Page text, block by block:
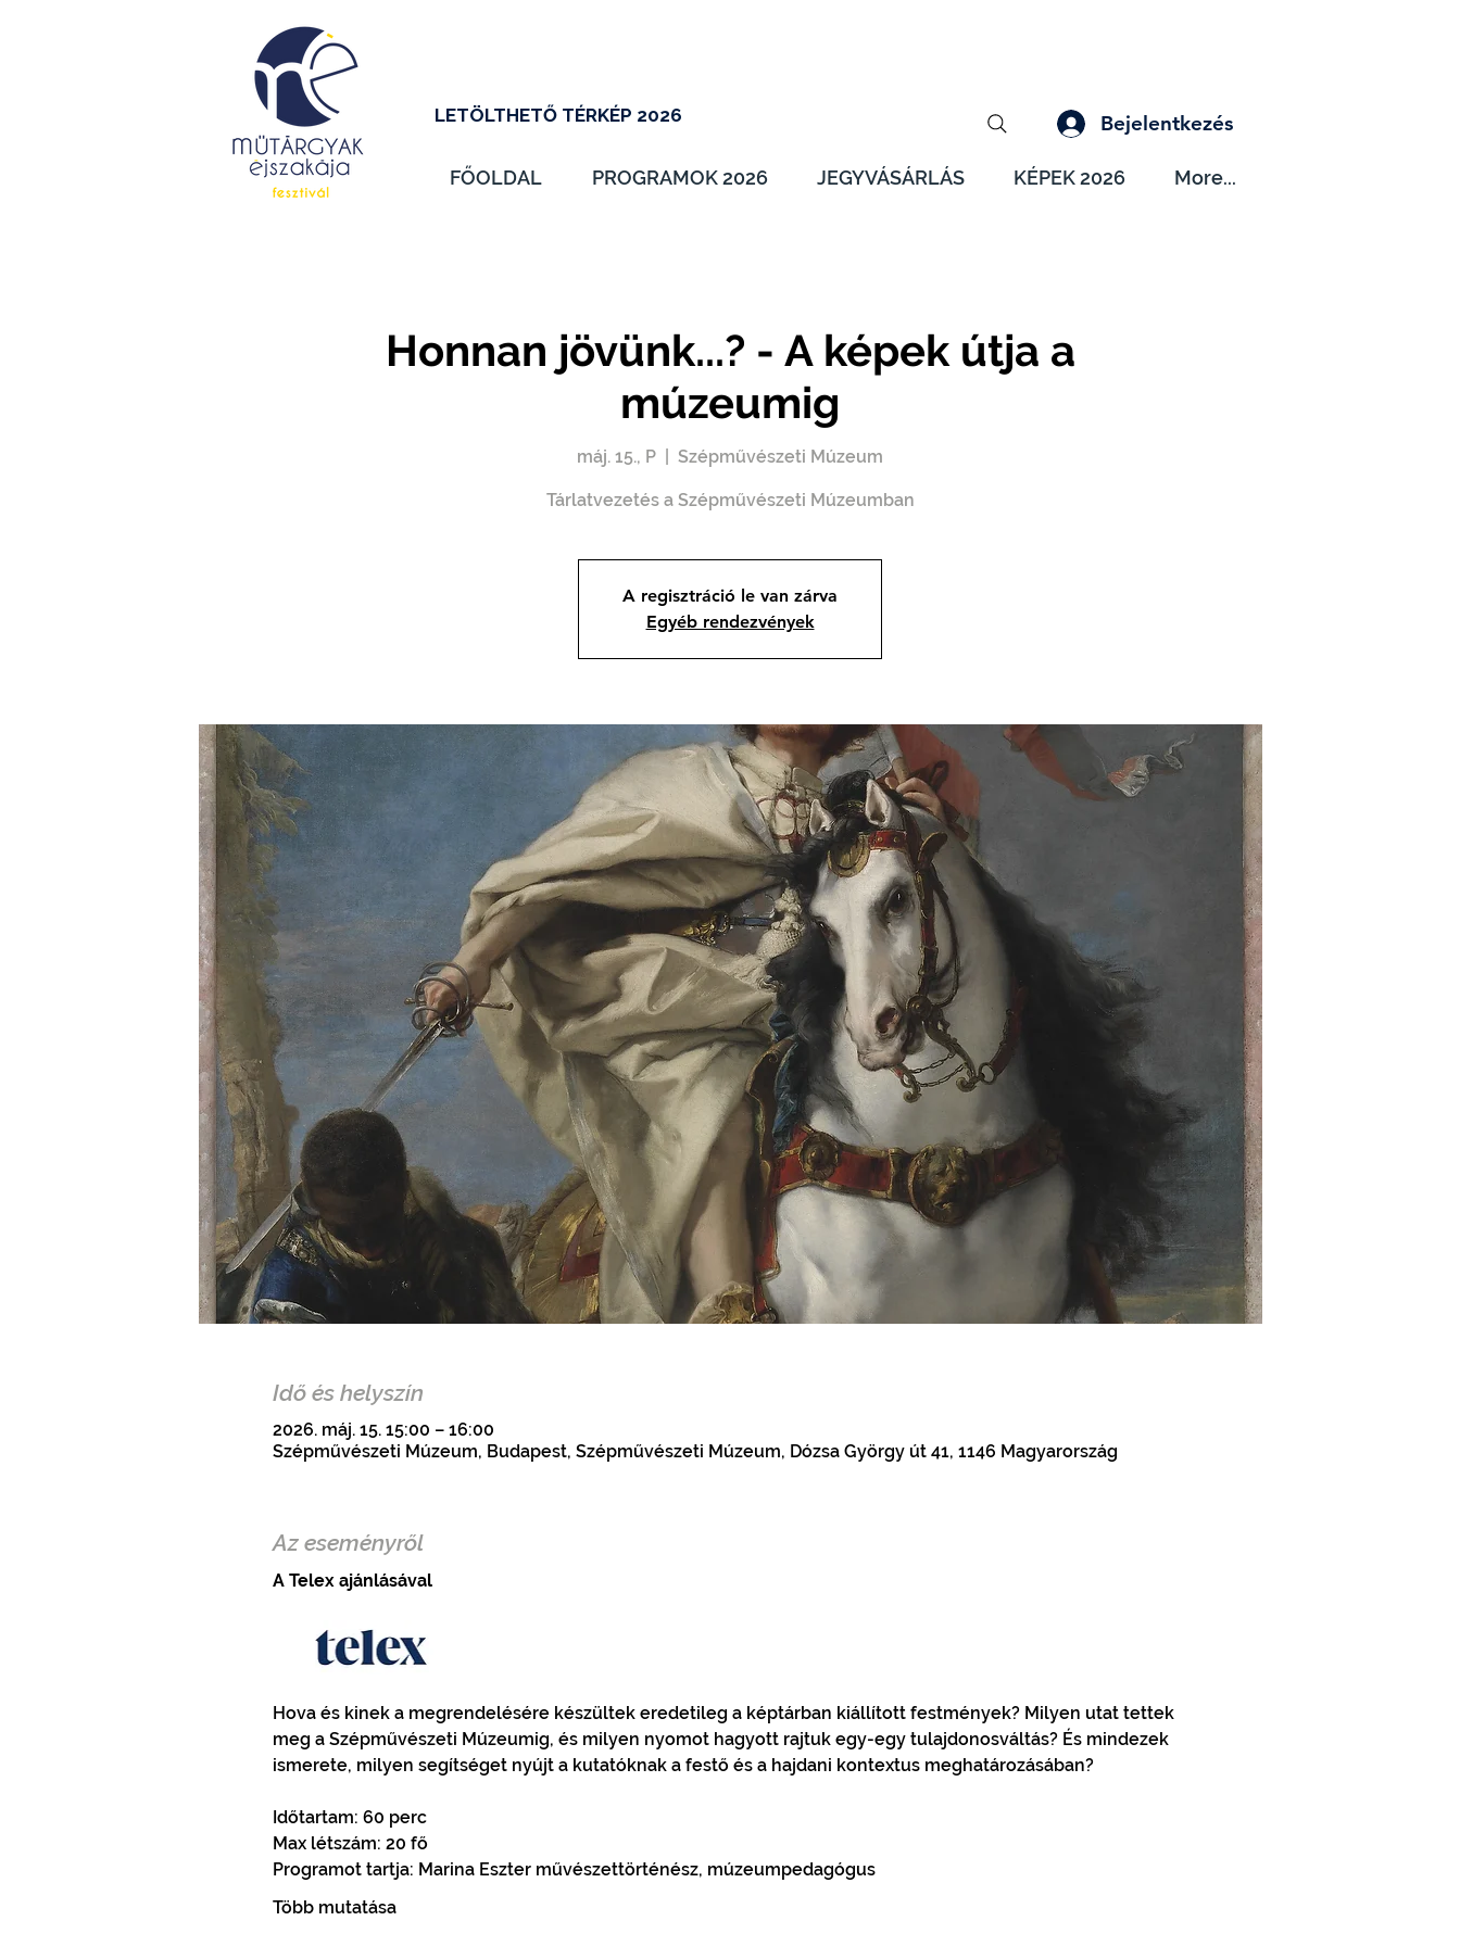
Bejelentkezés
LETÖLTHETŐ TÉRKÉP 2026
FŐOLDAL PROGRAMOK 2026 JEGYVÁSÁRLÁS KÉPEK 2026 More...
Honnan jövünk...? - A képek útja a
múzeumig
máj. 15., P Szépművészeti Múzeum
Tárlatvezetés a Szépművészeti Múzeumban
A regisztráció le van zárva
Egyéb rendezvények
Idő és helyszín
2026. máj. 15. 15:00 – 16:00
Szépművészeti Múzeum, Budapest, Szépművészeti Múzeum, Dózsa György út 41, 1146 Magyarország
Az eseményről
A Telex ajánlásával
Hova és kinek a megrendelésére készültek eredetileg a képtárban kiállított festmények? Milyen utat tettek
meg a Szépművészeti Múzeumig, és milyen nyomot hagyott rajtuk egy-egy tulajdonosváltás? És mindezek
ismerete, milyen segítséget nyújt a kutatóknak a festő és a hajdani kontextus meghatározásában?
Időtartam: 60 perc
Max létszám: 20 fő
Programot tartja: Marina Eszter művészettörténész, múzeumpedagógus
Több mutatása